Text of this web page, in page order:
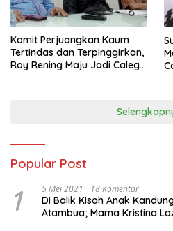
Komit Perjuangkan Kaum
Tertindas dan Terpinggirkan,
Roy Rening Maju Jadi Caleg
Popular Post
1 5 Mei 2021 18 Komentar
Di Balik Kisah Anak
Atambua; Mama Kristina